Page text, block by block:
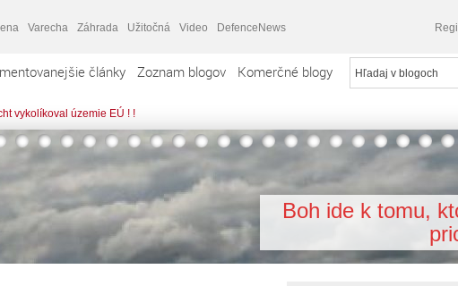
Varecha Záhrada Užitočná Video DefenceNews
články Zoznam blogov Komerčné blogy
vykolíkoval územie EÚ ! !
Boh ide k tomu,